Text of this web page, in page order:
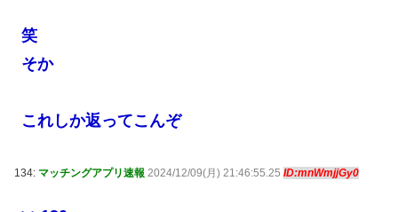
笑
そか
これしか返ってこんぞ
134: マッチングアプリ速報 2024/12/09(月) 21:46:55.25 ID:mnWmjjGy0